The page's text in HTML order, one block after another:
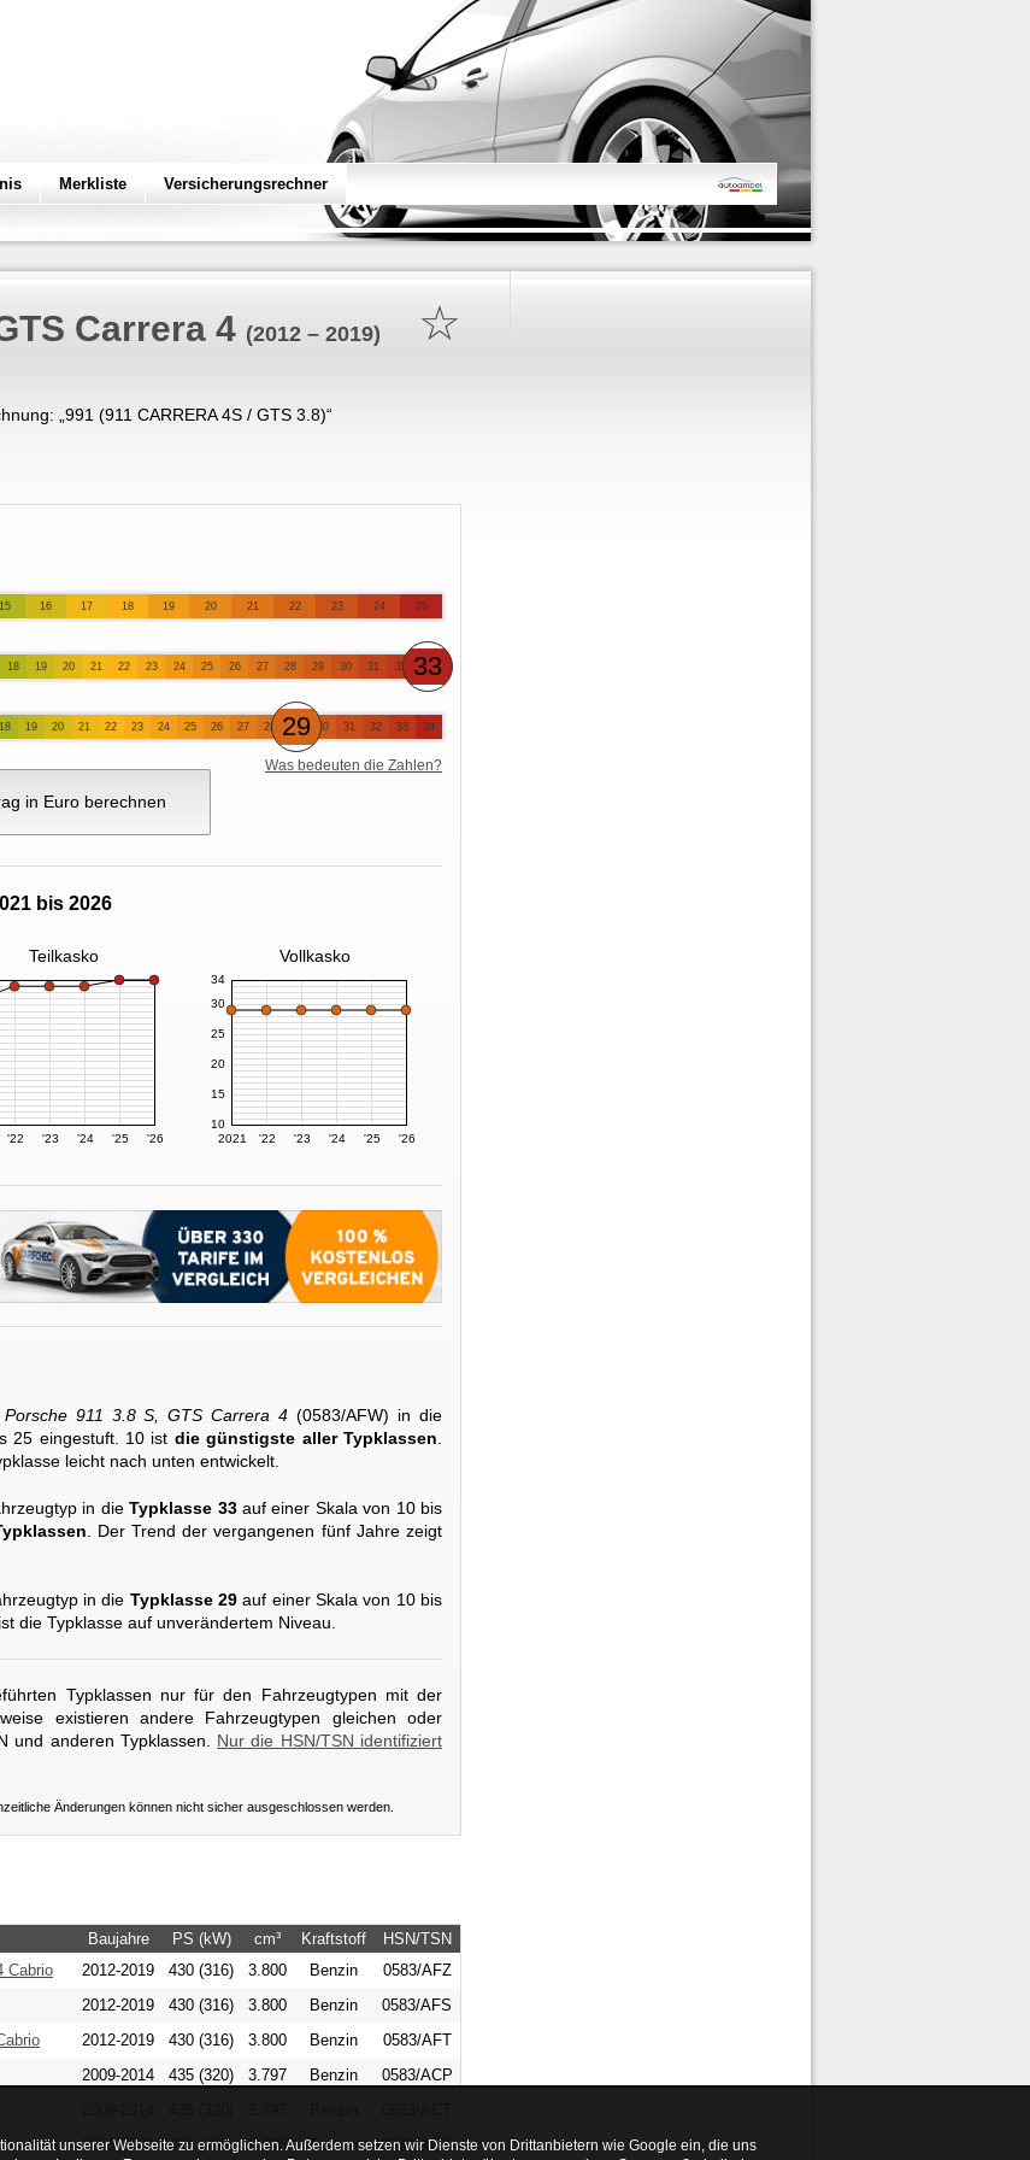
Merkliste Versicherungsrechner
☆
Carrera 4 (2012 – 2019)
„ 991 (911 CARRERA 4S / GTS 3.8)“
15 16 17 18 19 20 21 22 23 24 25
18 19 20 21 22 23 24 25 26 27 28 29 30 31 32 33
18 19 20 21 22 23 24 25 26 27 28 29 30 31 32 33 34
in Euro berechnen
Was bedeuten die Zahlen?
bis 2026
Teilkasko Vollkasko
'22 '23 '24 '25 '26 2021 '22 '23 '24 '25 '26
10
15
20
25
30
34
Porsche 911 3.8 S, GTS Carrera 4 (0583/AFW) in die
25 eingestuft. 10 ist die günstigste aller Typklassen
leicht nach unten entwickelt.
in dieTypklasse 33auf einer Skala von 10 bis
. Der Trend der vergangenen fünf Jahre zeigt
in die Typklasse 29 auf einer Skala von 10 bis
die Typklasse auf unverändertem Niveau.
Typklassen nur für den Fahrzeugtypen mit der
existieren andere Fahrzeugtypen gleichen oder
und anderen Typklassen. Nur die HSN/TSN identifiziert
Änderungen können nicht sicher ausgeschlossen werden.
Baujahre PS (kW) cm³ Kraftstoff
HSN/TSN
Cabrio 2012-2019 430 (316) 3.800 Benzin
0583/AFZ
2012-2019 430 (316) 3.800 Benzin
0583/AFS
2012-2019 430 (316) 3.800 Benzin
0583/AFT
2009-2014 435 (320) 3.797 Benzin
0583/ACP
2013-2020 476 (350) 3.800 Benzin 0583/AGK
unserer Webseite zu ermöglichen. Außerdem setzen wir Dienste von Drittanbietern wie Google ein, die uns